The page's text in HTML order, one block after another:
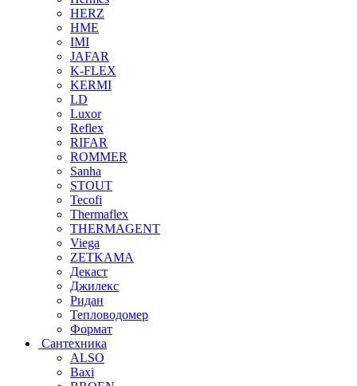
HERZ
HME
IMI
JAFAR
K-FLEX
KERMI
LD
Luxor
Reflex
RIFAR
ROMMER
Sanha
STOUT
Tecofi
Thermaflex
THERMAGENT
Viega
ZETKAMA
Декаст
Джилекс
Ридан
Тепловодомер
Формат
Сантехника
ALSO
Baxi